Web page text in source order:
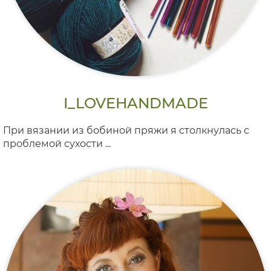
I_LOVEHANDMADE
При вязании из бобиной пряжи я столкнулась с
проблемой сухости ...